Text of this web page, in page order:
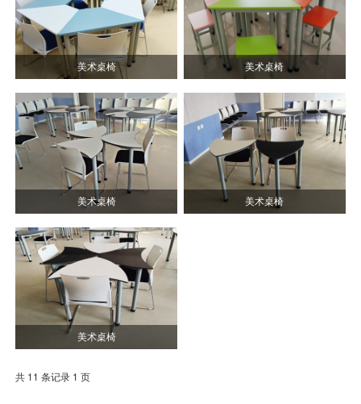
美术桌椅 美术桌椅
美术桌椅 美术桌椅
美术桌椅
共 11 条记录 1 页